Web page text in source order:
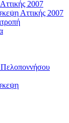
2007
Αττικής 2007
Πελοποννήσου